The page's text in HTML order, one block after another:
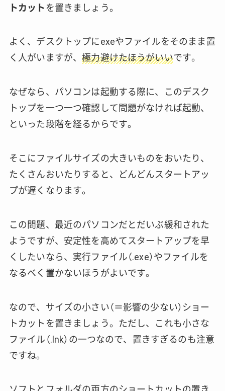
トカットを置きましょう。
よく、デスクトップにexeやファイルをそのまま置
く人がいますが、極力避けたほうがいいです。
なぜなら、パソコンは起動する際に、このデスク
トップを一つ一つ確認して問題がなければ起動、
といった段階を経るからです。
そこにファイルサイズの大きいものをおいたり、
たくさんおいたりすると、どんどんスタートアッ
プが遅くなります。
この問題、最近のパソコンだとだいぶ緩和された
ようですが、安定性を高めてスタートアップを早
くしたいなら、実行ファイル（.exe）やファイルを
なるべく置かないほうがよいです。
なので、サイズの小さい（＝影響の少ない）ショー
トカットを置きましょう。ただし、これも小さな
ファイル（.lnk）の一つなので、置きすぎるのも注意
ですね。